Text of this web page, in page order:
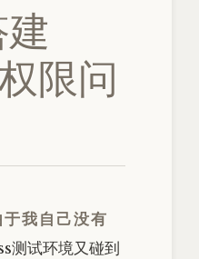
限问
我自己没有
测试环境又碰到